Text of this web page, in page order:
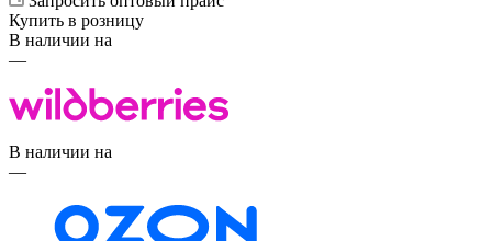
Купить в розницу
В наличии на
—
В наличии на
—